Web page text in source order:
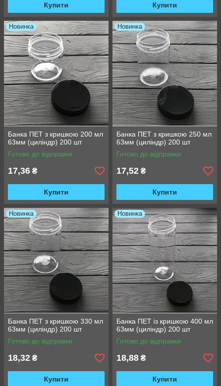
Купити Купити
Новинка
Банка ПЕТ з кришкою 200 мл
63мм (циліндр) 200 шт
Готово до відправки
17,36 ₴
Купити
Новинка
Банка ПЕТ з кришкою 250 мл
63мм (циліндр) 200 шт
Готово до відправки
17,52 ₴
Купити
Новинка
Банка ПЕТ з кришкою 330 мл
63мм (циліндр) 200 шт
Готово до відправки
18,32 ₴
Купити
Новинка
Банка ПЕТ із кришкою 400 мл
63мм (циліндр) 200 шт
Готово до відправки
18,88 ₴
Купити